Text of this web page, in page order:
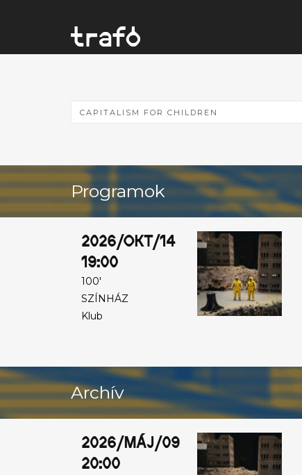
Programok
2026/OKT/14
19:00
100'
SZÍNHÁZ
Klub
Archív
2026/MÁJ/09
20:00